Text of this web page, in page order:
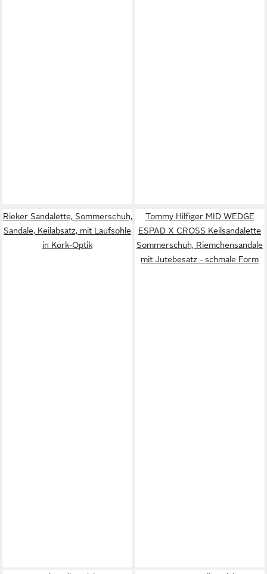
Rieker Sandalette, Sommerschuh,
Sandale, Keilabsatz, mit Laufsohle
in Kork-Optik
Tommy Hilfiger MID WEDGE
ESPAD X CROSS Keilsandalette
Sommerschuh, Riemchensandale
mit Jutebesatz - schmale Form